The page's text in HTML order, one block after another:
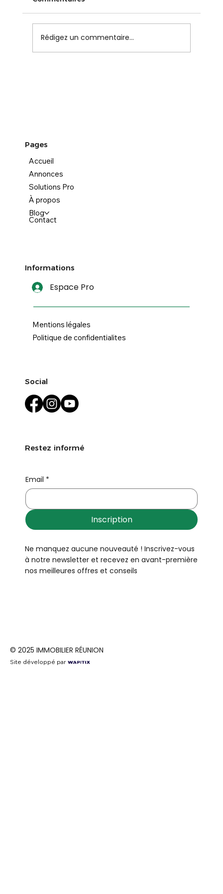
Rédigez un commentaire...
Restez informé
Ne manquez aucune nouveauté ! Inscrivez-vous
à notre newsletter et recevez en avant-première
nos meilleures offres et conseils
Email *
Inscription
Pages
Accueil
Annonces
Solutions Pro
À propos
Blog
Contact
Informations
Espace Pro
Mentions légales
Politique de confidentialites
Social
© 2025 IMMOBILIER RÉUNION
Site développé par